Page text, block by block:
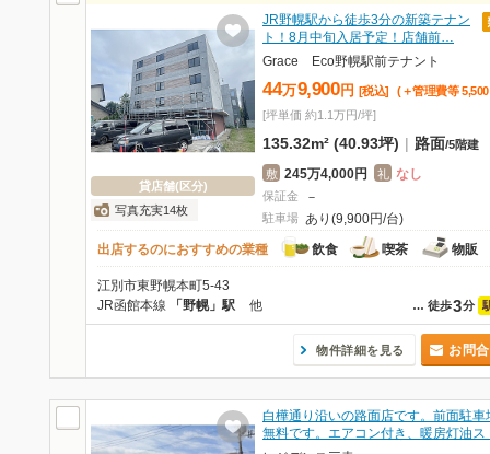
貸店舗(区分)
写真充実14枚
JR野幌駅から徒歩3分の新築テナン
ト！8月中旬入居予定！店舗前…
Grace Eco野幌駅前テナント
44万9,900 円 [税込] (＋管理費等 5,500
[坪単価 約1.1万円/坪]
135.32m² (40.93坪) | 路面/5階建
敷 245万4,000円 礼 なし
保証金 －
駐車場 あり(9,900円/台)
出店するのにおすすめの業種
飲食 喫茶 物販
江別市東野幌本町5-43
… 徒歩3分
JR函館本線 「野幌」駅 他
物件詳細を見る お問
白樺通り沿いの路面店です。前面駐車
無料です。エアコン付き、暖房灯油